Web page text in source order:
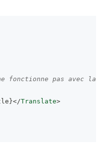
fonctionne pas avec
}</Translate>